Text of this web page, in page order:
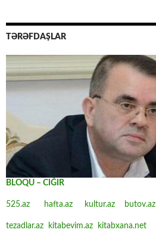
TƏRƏFDAŞLAR
BLOQU – CIĞIR
525.az hafta.az kultur.az butov.az
tezadlar.az kitabevim.az kitabxana.net